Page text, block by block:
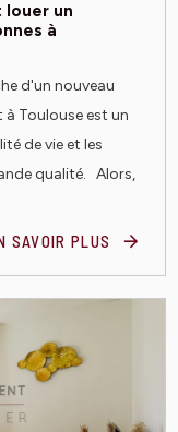
un
à
d'un nouveau
Toulouse est un
de vie et les
qualité. Alors,
SAVOIR PLUS